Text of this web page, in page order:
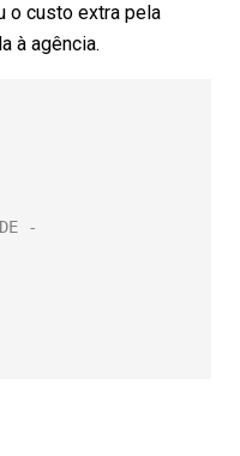
o custo extra pela
à agência.